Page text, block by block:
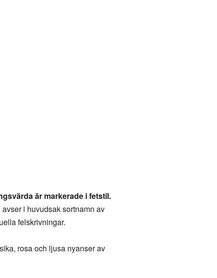
är markerade i fetstil.
i huvudsak sortnamn av
felskrivningar.
rosa och ljusa nyanser av